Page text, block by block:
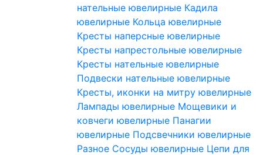
нательные ювелирные Кадила
ювелирные Кольца ювелирные
Кресты наперсные ювелирные
Кресты напрестольные ювелирные
Кресты нательные ювелирные
Подвески нательные ювелирные
Кресты, иконки на митру ювелирные
Лампады ювелирные Мощевики и
ковчеги ювелирные Панагии
ювелирные Подсвечники ювелирные
Разное Сосуды ювелирные Цепи для